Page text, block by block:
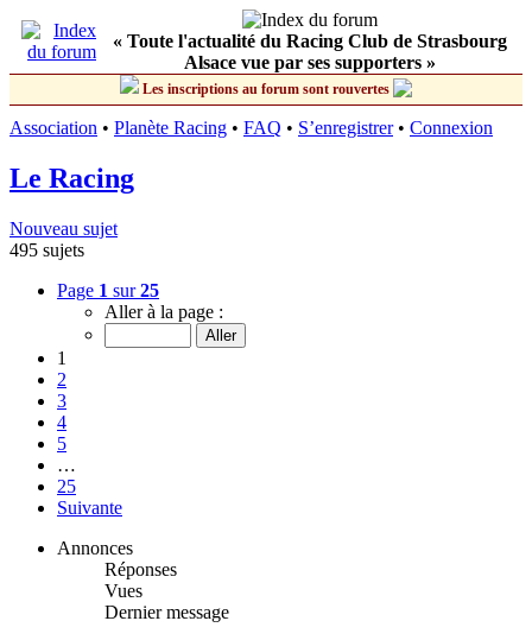
« Toute l'actualité du Racing Club de Strasbourg
Alsace vue par ses supporters »
Les inscriptions au forum sont rouvertes
Association • Planète Racing • FAQ • S’enregistrer• Connexion
Le Racing
Nouveau sujet
495 sujets
Page 1 sur25
Aller à la page :
1
2
3
4
5
…
25
Suivante
Annonces
Réponses
Vues
Dernier message